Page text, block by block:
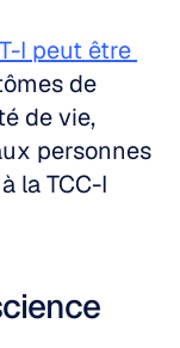
I peut être
de
de vie,
personnes
la TCC-I